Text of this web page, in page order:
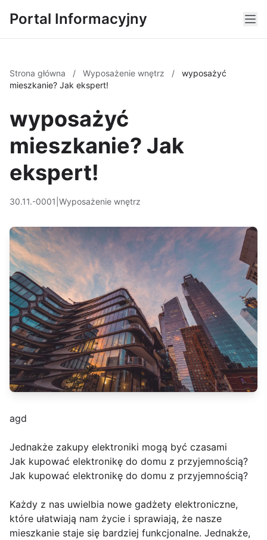
Portal Informacyjny
Strona główna / Wyposażenie wnętrz /
wyposażyć
mieszkanie? Jak ekspert!
wyposażyć
mieszkanie? Jak
ekspert!
30.11.-0001 Wyposażenie wnętrz
agd
Jednakże zakupy elektroniki mogą być czasami
Jak kupować elektronikę do domu z przyjemnością?
Jak kupować elektronikę do domu z przyjemnością?
Każdy z nas uwielbia nowe gadżety elektroniczne,
które ułatwiają nam życie i sprawiają, że nasze
mieszkanie staje się bardziej funkcjonalne. Jednakże,